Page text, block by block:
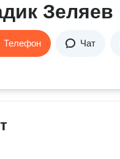
Зеляев
Телефон Чат